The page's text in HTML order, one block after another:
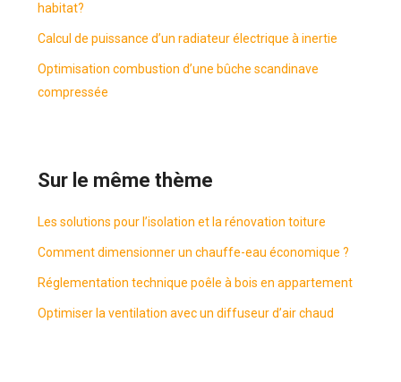
habitat?
Calcul de puissance d’un radiateur électrique à inertie
Optimisation combustion d’une bûche scandinave
compressée
Sur le même thème
Les solutions pour l’isolation et la rénovation toiture
Comment dimensionner un chauffe-eau économique ?
Réglementation technique poêle à bois en appartement
Optimiser la ventilation avec un diffuseur d’air chaud